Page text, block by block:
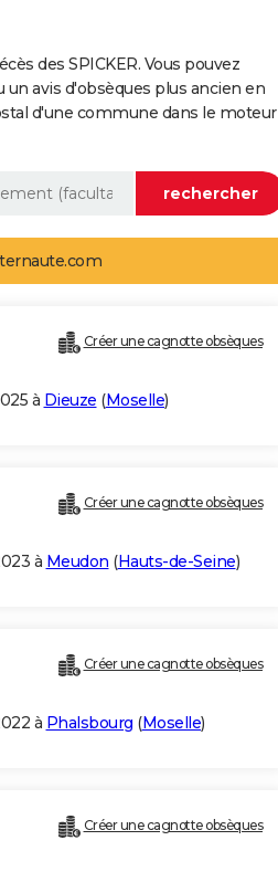
des SPICKER. Vous pouvez
avis d'obsèques plus ancien en
d'une commune dans le moteur
Créer une cagnotte obsèques
à Dieuze (Moselle)
Créer une cagnotte obsèques
à Meudon (Hauts-de-Seine)
Créer une cagnotte obsèques
à Phalsbourg (Moselle)
Créer une cagnotte obsèques